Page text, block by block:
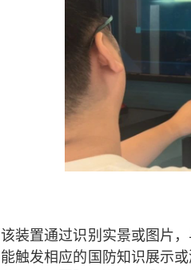
该装置通过识别实景或图片
能触发相应的国防知识展示